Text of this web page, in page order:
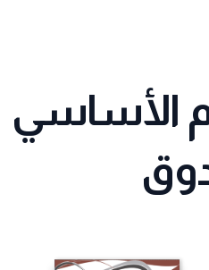
الأساسي